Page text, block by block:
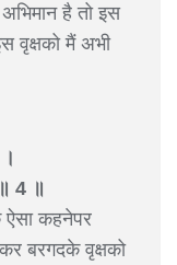
है तो इस
वृक्षको मैं अभी
॥ 4 ॥
ऐसा कहनेपर
बरगदके वृक्षको